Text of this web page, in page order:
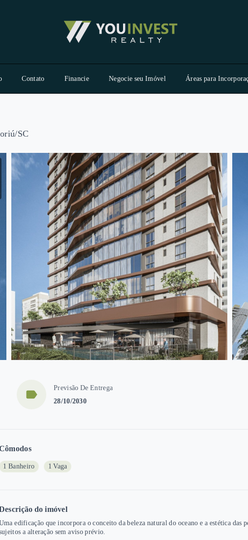
Contato Financie Negocie seu Imóvel Áreas para
SC
Previsão De Entrega
28/10/2030
1 Banheiro 1 Vaga
do imóvel
edificação que incorpora o conceito da beleza natural do oceano e a estética
a alteração sem aviso prévio.